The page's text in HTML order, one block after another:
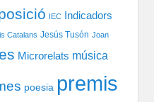
IEC
Indicadors
Catalans Jesús Tusón Joan
Microrelats música
poesia premis